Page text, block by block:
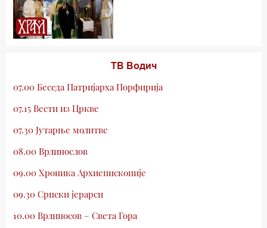
ТВ Водич
07.00 Беседа Патријарха Порфирија
07.15 Вести из Цркве
07.30 Јутарње молитве
08.00 Врлинослов
09.00 Хроника Архиепископије
09.30 Српски јерарси
10.00 Врлиносов – Света Гора